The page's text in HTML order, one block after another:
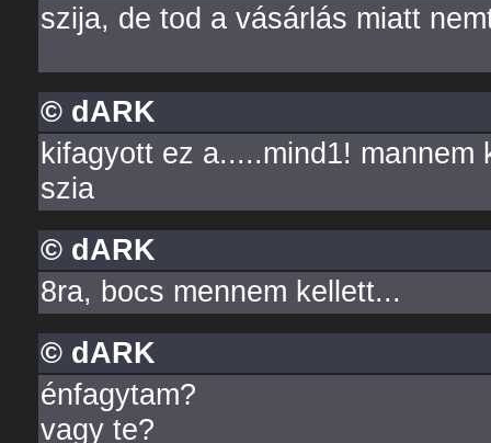
szija, de tod a vásárlás miatt
© dARK
kifagyott ez a.....mind1!
szia
© dARK
8ra, bocs mennem kellett...
© dARK
énfagytam?
vagy te?